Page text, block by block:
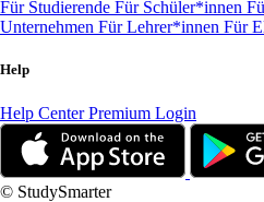
Für Studierende Für Schüler*innen
Unternehmen Für Lehrer*innen Für
Help
Help CenterPremium Login
© StudySmarter